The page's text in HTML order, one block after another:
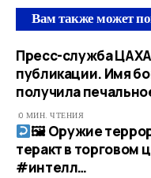
Вам также может
Пресс-служба
публикации. Имя
получила
0 МИН. ЧТЕНИЯ
🖼 Оружие
теракт в торговом
#интелл…​